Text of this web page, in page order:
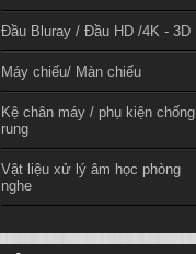
Đầu Bluray / Đầu HD /4K - 3D
Máy chiếu/ Màn chiếu
Kệ chân máy / phụ kiện chống
rung
Vật liệu xử lý âm học phòng
nghe